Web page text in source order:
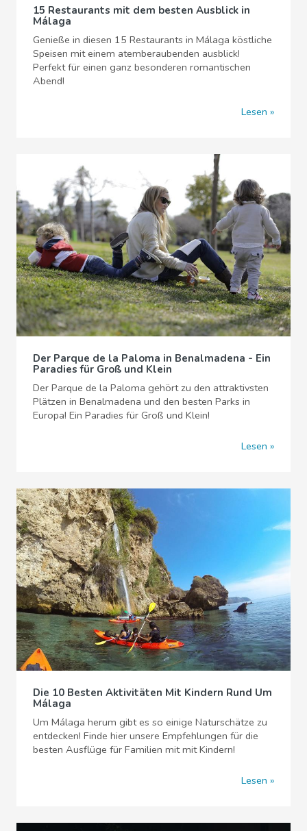
15 Restaurants mit dem besten Ausblick in
Málaga
Genieße in diesen 15 Restaurants in Málaga köstliche
Speisen mit einem atemberaubenden ausblick!
Perfekt für einen ganz besonderen romantischen
Abend!
Lesen
Der Parque de la Paloma in Benalmadena - Ein
Paradies für Groß und Klein
Der Parque de la Paloma gehört zu den attraktivsten
Plätzen in Benalmadena und den besten Parks in
Europa! Ein Paradies für Groß und Klein!
Lesen
Die 10 Besten Aktivitäten Mit Kindern Rund Um
Málaga
Um Málaga herum gibt es so einige Naturschätze zu
entdecken! Finde hier unsere Empfehlungen für die
besten Ausflüge für Familien mit mit Kindern!
Lesen